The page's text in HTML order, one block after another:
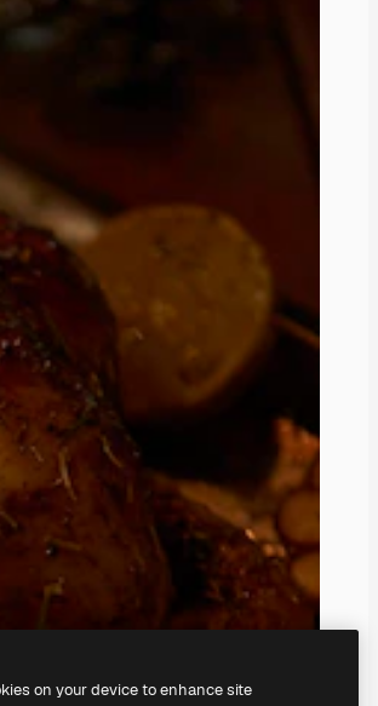
on your device to enhance site